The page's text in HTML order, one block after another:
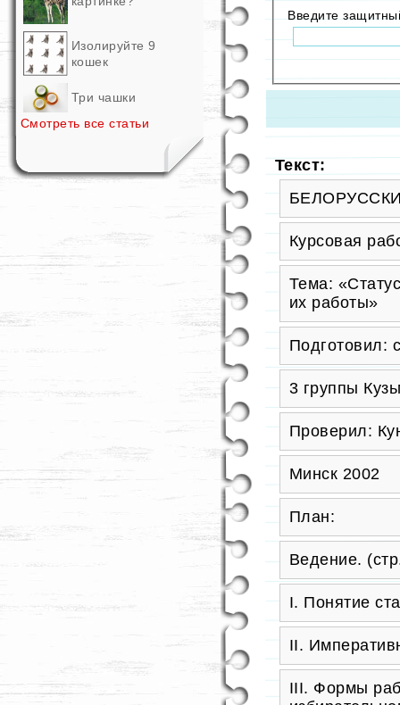
Изолируйте 9
кошек
Три чашки
Смотреть все статьи
Введите
Текст:
Курсовая
Тема:
их работы»
Подготовил:
3 группы
Проверил:
Минск 2002
План:
Ведение.
I. Понятие
II.
III. Формы